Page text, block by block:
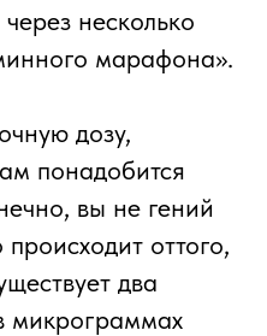
несколько
марафона».
дозу,
понадобится
вы не гений
оттого,
два
микрограммах